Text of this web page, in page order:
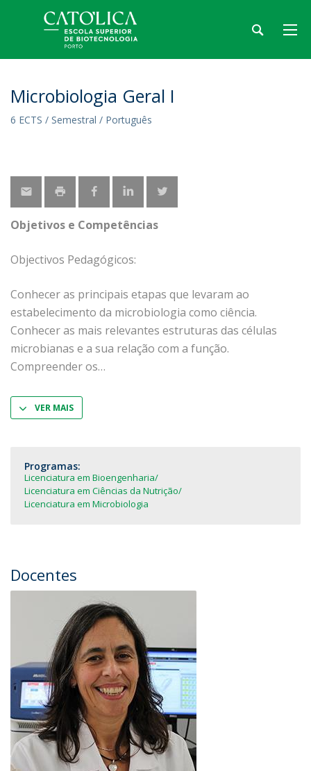
Microbiologia Geral I
6 ECTS / Semestral / Português
Objetivos e Competências
Objectivos Pedagógicos:
Conhecer as principais etapas que levaram ao
estabelecimento da microbiologia como ciência.
Conhecer as mais relevantes estruturas das células
microbianas e a sua relação com a função.
Compreender os
VER MAIS
Programas:
Licenciatura em Bioengenharia
Licenciatura em Ciências da Nutrição
Licenciatura em Microbiologia
Docentes